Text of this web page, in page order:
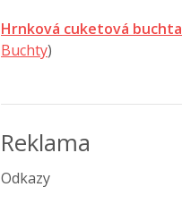
Hrnková cuketová buchta
Buchty)
Reklama
Odkazy